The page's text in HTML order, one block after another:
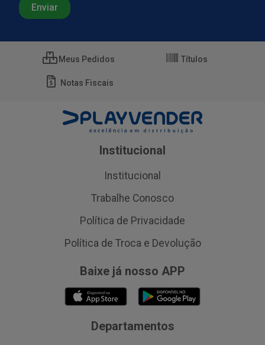
Meus Pedidos Títulos
Notas Fiscais
Institucional
Institucional
Trabalhe Conosco
Política de Privacidade
Política de Troca e Devolução
Baixe já nosso APP
Departamentos